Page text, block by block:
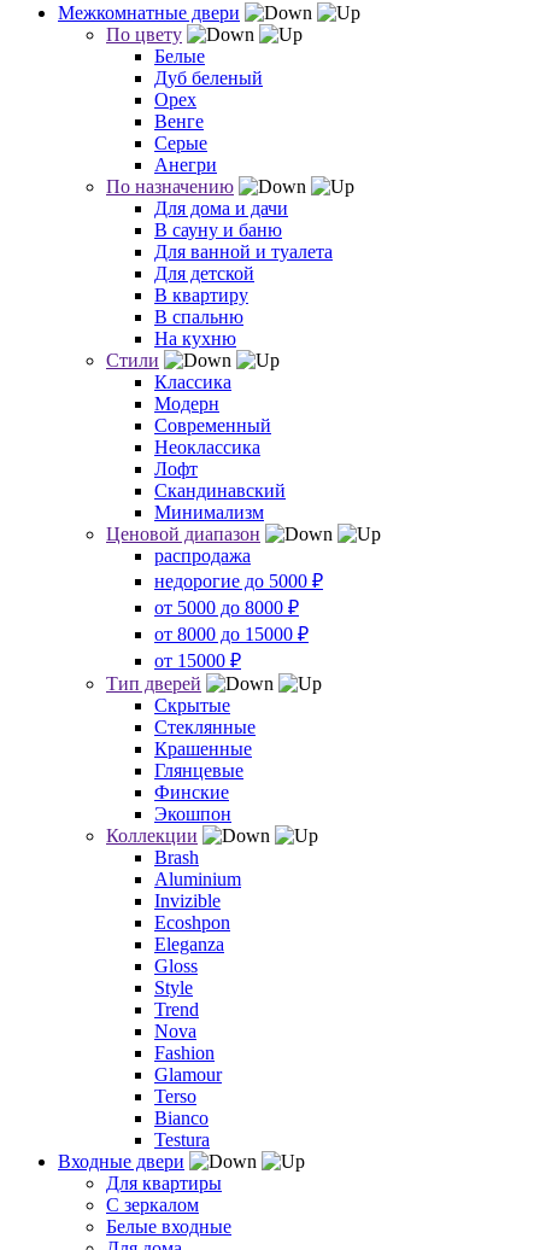
Межкомнатные двери
По цвету
Белые
Дуб беленый
Орех
Венге
Серые
Анегри
По назначению
Для дома и дачи
В сауну и баню
Для ванной и туалета
Для детской
В квартиру
В спальню
На кухню
Стили
Классика
Модерн
Современный
Неоклассика
Лофт
Скандинавский
Минимализм
Ценовой диапазон
распродажа
недорогие до 5000 ₽
от 5000 до 8000 ₽
от 8000 до 15000 ₽
от 15000 ₽
Тип дверей
Скрытые
Стеклянные
Крашенные
Глянцевые
Финские
Экошпон
Коллекции
Brash
Aluminium
Invizible
Ecoshpon
Eleganza
Gloss
Style
Trend
Nova
Fashion
Glamour
Terso
Bianco
Testura
Входные двери
Для квартиры
С зеркалом
Белые входные